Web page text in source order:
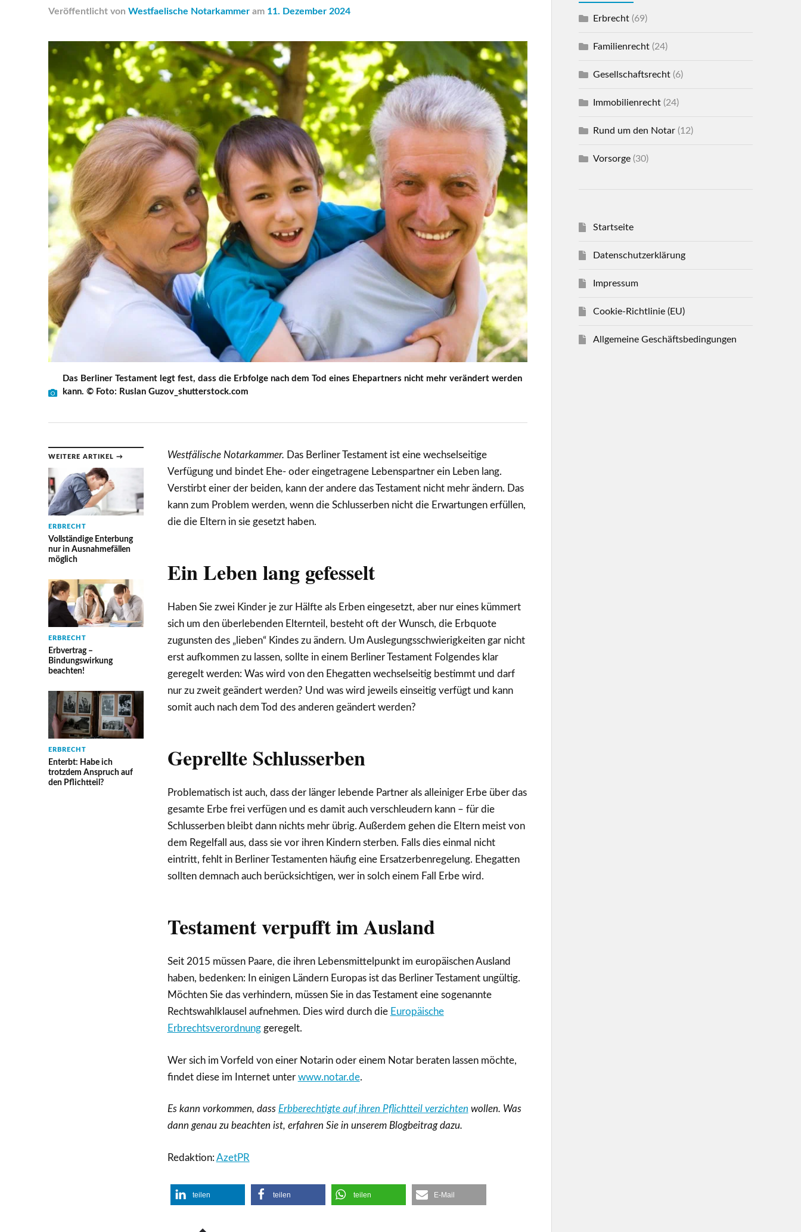
Veröffentlicht von Westfaelische Notarkammer am 11. Dezember 2024
Das Berliner Testament legt fest, dass die Erbfolge nach dem Tod eines Ehepartners nicht mehr verändert werden
kann. © Foto: Ruslan Guzov_shutterstock.com
WEITERE ARTIKEL →
ERBRECHT
Vollständige Enterbung
nur in Ausnahmefällen
möglich
ERBRECHT
Erbvertrag –
Bindungswirkung
beachten!
ERBRECHT
Enterbt: Habe ich
trotzdem Anspruch auf
den Pflichtteil?
Westfälische Notarkammer. Das Berliner Testament ist eine wechselseitige
Verfügung und bindet Ehe- oder eingetragene Lebenspartner ein Leben lang.
Verstirbt einer der beiden, kann der andere das Testament nicht mehr ändern. Das
kann zum Problem werden, wenn die Schlusserben nicht die Erwartungen erfüllen,
die die Eltern in sie gesetzt haben.
Ein Leben lang gefesselt
Haben Sie zwei Kinder je zur Hälfte als Erben eingesetzt, aber nur eines kümmert
sich um den überlebenden Elternteil, besteht oft der Wunsch, die Erbquote
zugunsten des „lieben“ Kindes zu ändern. Um Auslegungsschwierigkeiten gar nicht
erst aufkommen zu lassen, sollte in einem Berliner Testament Folgendes klar
geregelt werden: Was wird von den Ehegatten wechselseitig bestimmt und darf
nur zu zweit geändert werden? Und was wird jeweils einseitig verfügt und kann
somit auch nach dem Tod des anderen geändert werden?
Geprellte Schlusserben
Problematisch ist auch, dass der länger lebende Partner als alleiniger Erbe über das
gesamte Erbe frei verfügen und es damit auch verschleudern kann – für die
Schlusserben bleibt dann nichts mehr übrig. Außerdem gehen die Eltern meist von
dem Regelfall aus, dass sie vor ihren Kindern sterben. Falls dies einmal nicht
eintritt, fehlt in Berliner Testamenten häufig eine Ersatzerbenregelung. Ehegatten
sollten demnach auch berücksichtigen, wer in solch einem Fall Erbe wird.
Testament verpufft im Ausland
Seit 2015 müssen Paare, die ihren Lebensmittelpunkt im europäischen Ausland
haben, bedenken: In einigen Ländern Europas ist das Berliner Testament ungültig.
Möchten Sie das verhindern, müssen Sie in das Testament eine sogenannte
Rechtswahlklausel aufnehmen. Dies wird durch die Europäische
Erbrechtsverordnunggeregelt.
Wer sich im Vorfeld von einer Notarin oder einem Notar beraten lassen möchte,
findet diese im Internet unter www.notar.de.
Es kann vorkommen, dass Erbberechtigte auf ihren Pflichtteil verzichten wollen. Was
dann genau zu beachten ist, erfahren Sie in unserem Blogbeitrag dazu.
Redaktion: AzetPR
teilen teilen teilen E-Mail
Erbrecht(69)
Familienrecht(24)
Gesellschaftsrecht(6)
Immobilienrecht(24)
Rund um den Notar(12)
Vorsorge(30)
Startseite
Datenschutzerklärung
Impressum
Cookie-Richtlinie (EU)
Allgemeine Geschäftsbedingungen